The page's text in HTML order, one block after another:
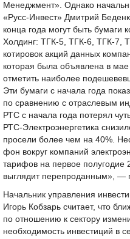
Менеджмент». Однако
«Русс-Инвест» Дмитрий
конца года могут быть бумаги
Холдинг: ТГК-5, ТГК-6, ТГК-7,
котировок акций данных
которая была объявлена в
отметить наиболее
Эти бумаги с начала года
по сравнению с отраслевым
РТС с начала года потерял
РТС-Электроэнергетика
просели более чем на 40%.
фон вокруг компаний
тарифов на первое полугодие
выглядит перепроданным», —
Начальник управления
Игорь Кобзарь считает, что
по отношению к сектору
необходимость инвестиций в